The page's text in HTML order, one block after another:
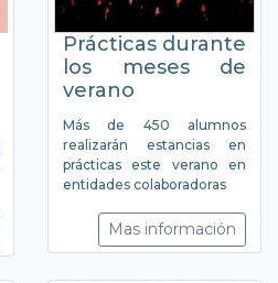
Prácticas durante
los meses de
verano
Más de 450 alumnos
realizarán estancias en
prácticas este verano en
entidades colaboradoras
Mas información